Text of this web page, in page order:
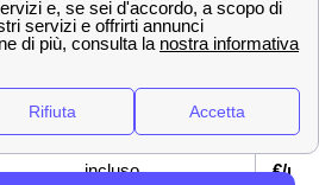
Fibra fino a 2,5 Gbps, Modem
WiFi 6 incluso
€/
Fibra fino a 2,5 Gbps, Netflix
incluso
€/